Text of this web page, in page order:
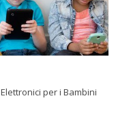
per i Bambini